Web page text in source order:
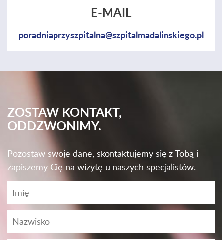
E-MAIL
poradniaprzyszpitalna@szpitalmadalinskiego.pl
ZOSTAW KONTAKT,
ODDZWONIMY.
Pozostaw swoje dane, skontaktujemy się z Tobą i
zapiszemy Cię na wizytę u naszych specjalistów.